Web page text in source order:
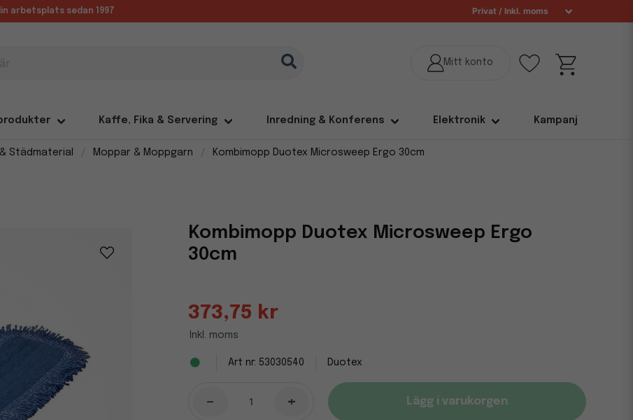
arbetsplats sedan 1997
Kaffe, Fika & Servering Inredning & Konferens Elektronik Kampanj
Städmaterial Moppar & Moppgarn Kombimopp Duotex Microsweep Ergo 30cm
Kombimopp Duotex Microsweep Ergo
30cm
373,75 kr
Inkl. moms
53030540 Duotex
- + Lägg i varukorgen